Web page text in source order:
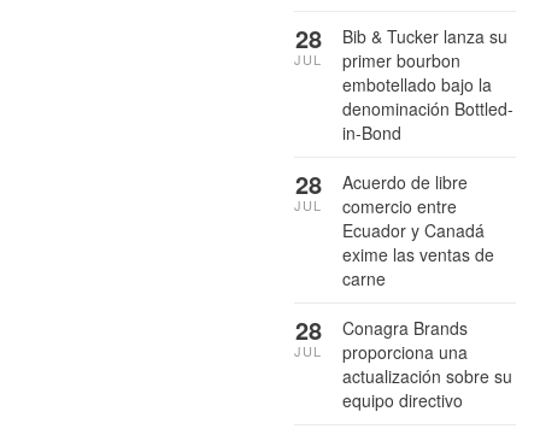
Bib & Tucker lanza su
primer bourbon
embotellado bajo la
denominación Bottled-
in-Bond
28
JUL
Acuerdo de libre
comercio entre
Ecuador y Canadá
exime las ventas de
carne
28
JUL
Conagra Brands
proporciona una
actualización sobre su
equipo directivo
28
JUL